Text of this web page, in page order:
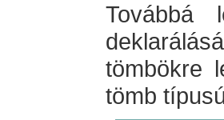
Továbbá
tömbökre
tömb